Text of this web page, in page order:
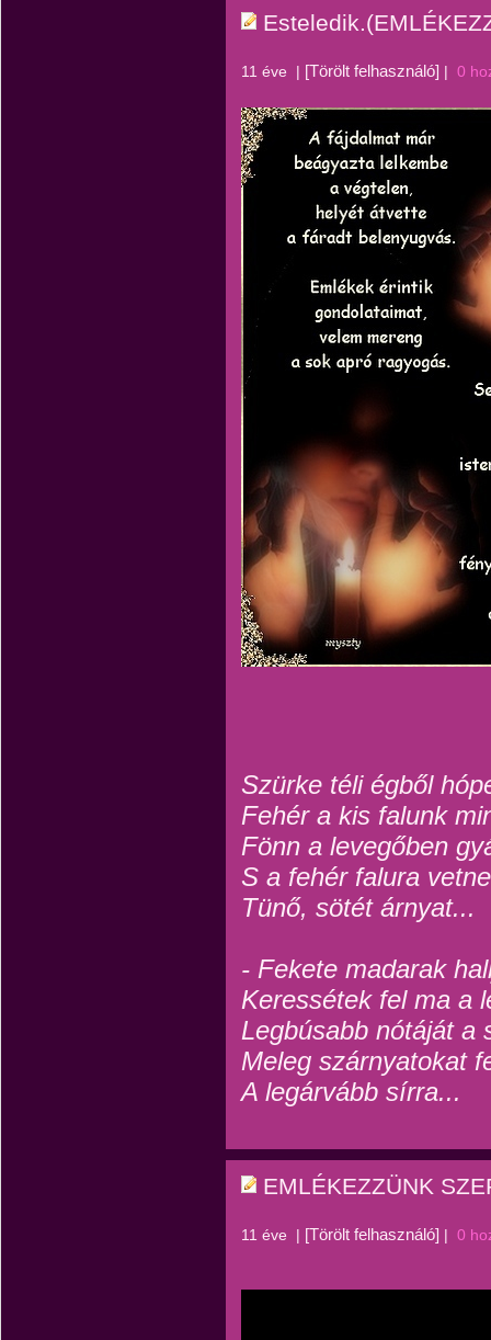
11 éve | [Törölt felhasználó] | 0
Szürke téli égből
Fehér a kis falunk
Fönn a levegőben
S a fehér falura
Tünő, sötét árnyat...
- Fekete madarak
Keressétek fel ma a
Legbúsabb nótáját a
Meleg szárnyatokat
A legárvább sírra...
EMLÉKEZZÜNK
11 éve | [Törölt felhasználó] | 0